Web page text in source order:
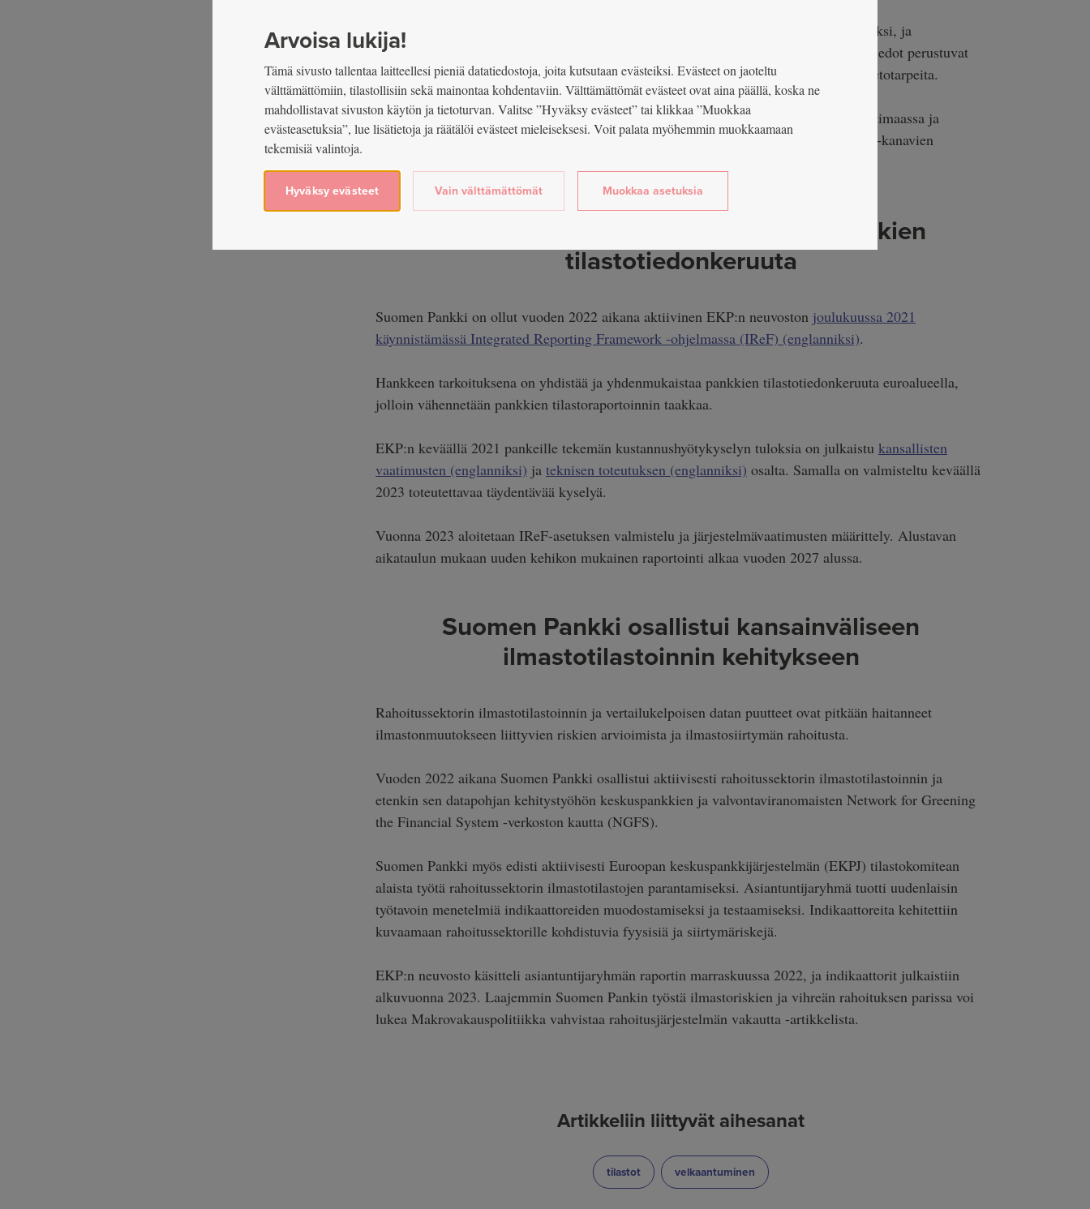
Aiempaan verrattuna tiedon raportointifrekvenssi tiheni neljännes- ja puolivuosittaiseksi, ja
tiedonkeruuseen integroitiin tiettyjä Finanssivalvonnan raportointeja. Nyt kerättävät tiedot perustuvat
pitkälti EKP:n maksuliiketilastoasetukseen, mutta se kattaa myös muita kansallisia tietotarpeita.
Tiedonkeruun tavoitteena on saada entistä kattavampi kuva vähittäismaksamisesta kotimaassa ja
ulkomailla sekä mahdollistaa syvempi analyysi eri maksuvälineiden, -järjestelyjen ja -kanavien
EKP yhdenmukaistaa euroalueen pankkien
tilastotiedonkeruuta
Suomen Pankki on ollut vuoden 2022 aikana aktiivinen EKP:n neuvoston joulukuussa 2021
käynnistämässä Integrated Reporting Framework -ohjelmassa (IReF) (englanniksi).
Hankkeen tarkoituksena on yhdistää ja yhdenmukaistaa pankkien tilastotiedonkeruuta euroalueella,
jolloin vähennetään pankkien tilastoraportoinnin taakkaa.
EKP:n keväällä 2021 pankeille tekemän kustannushyötykyselyn tuloksia on julkaistu kansallisten
vaatimusten (englanniksi) ja teknisen toteutuksen (englanniksi) osalta. Samalla on valmisteltu keväällä
2023 toteutettavaa täydentävää kyselyä.
Vuonna 2023 aloitetaan IReF-asetuksen valmistelu ja järjestelmävaatimusten määrittely. Alustavan
aikataulun mukaan uuden kehikon mukainen raportointi alkaa vuoden 2027 alussa.
Suomen Pankki osallistui kansainväliseen
ilmastotilastoinnin kehitykseen
Rahoitussektorin ilmastotilastoinnin ja vertailukelpoisen datan puutteet ovat pitkään haitanneet
ilmastonmuutokseen liittyvien riskien arvioimista ja ilmastosiirtymän rahoitusta.
Vuoden 2022 aikana Suomen Pankki osallistui aktiivisesti rahoitussektorin ilmastotilastoinnin ja
etenkin sen datapohjan kehitystyöhön keskuspankkien ja valvontaviranomaisten Network for Greening
the Financial System -verkoston kautta (NGFS).
Suomen Pankki myös edisti aktiivisesti Euroopan keskuspankkijärjestelmän (EKPJ) tilastokomitean
alaista työtä rahoitussektorin ilmastotilastojen parantamiseksi. Asiantuntijaryhmä tuotti uudenlaisin
työtavoin menetelmiä indikaattoreiden muodostamiseksi ja testaamiseksi. Indikaattoreita kehitettiin
kuvaamaan rahoitussektorille kohdistuvia fyysisiä ja siirtymäriskejä.
EKP:n neuvosto käsitteli asiantuntijaryhmän raportin marraskuussa 2022, ja indikaattorit julkaistiin
alkuvuonna 2023. Laajemmin Suomen Pankin työstä ilmastoriskien ja vihreän rahoituksen parissa voi
lukea Makrovakauspolitiikka vahvistaa rahoitusjärjestelmän vakautta -artikkelista.
Artikkeliin liittyvät aihesanat
Etsi aihesanalla:
tilastot Etsi aihesanalla:
velkaantuminen
Arvoisa lukija!
Tämä sivusto tallentaa laitteellesi pieniä datatiedostoja, joita kutsutaan evästeiksi. Evästeet on jaoteltu
välttämättömiin, tilastollisiin sekä mainontaa kohdentaviin. Välttämättömät evästeet ovat aina päällä, koska ne
mahdollistavat sivuston käytön ja tietoturvan. Valitse ”Hyväksy evästeet” tai klikkaa ”Muokkaa
evästeasetuksia”, lue lisätietoja ja räätälöi evästeet mieleiseksesi. Voit palata myöhemmin muokkaamaan
tekemisiä valintoja.
Hyväksy evästeet Vain välttämättömät Muokkaa asetuksia